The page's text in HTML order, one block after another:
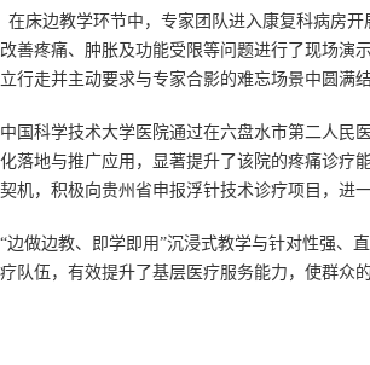
在床边教学环节中，专家团队进入康复科病房
善疼痛、肿胀及功能受限等问题进行了现场
行走并主动要求与专家合影的难忘场景中圆满结
国科学技术大学医院通过在六盘水市第二人民
落地与推广应用，显著提升了该院的疼痛诊
机，积极向贵州省申报浮针技术诊疗项目，进
边做边教、即学即用”沉浸式教学与针对性强、
队伍，有效提升了基层医疗服务能力，使群众